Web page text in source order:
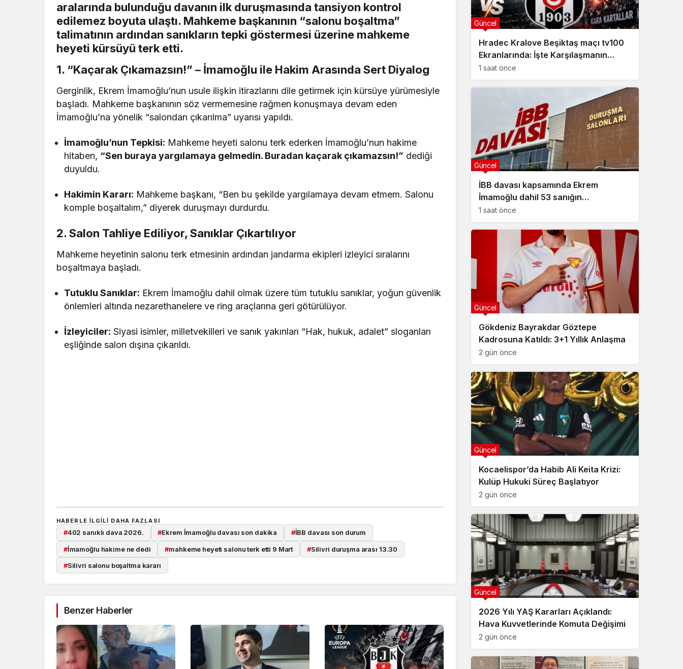
aralarında bulunduğu davanın ilk duruşmasında tansiyon kontrol
edilemez boyuta ulaştı. Mahkeme başkanının “salonu boşaltma”
talimatının ardından sanıkların tepki göstermesi üzerine mahkeme
heyeti kürsüyü terk etti.
1. “Kaçarak Çıkamazsın!” – İmamoğlu ile Hakim Arasında Sert Diyalog
Gerginlik, Ekrem İmamoğlu’nun usule ilişkin itirazlarını dile getirmek için kürsüye yürümesiyle
başladı. Mahkeme başkanının söz vermemesine rağmen konuşmaya devam eden
İmamoğlu’na yönelik “salondan çıkarılma” uyarısı yapıldı.
İmamoğlu’nun Tepkisi: Mahkeme heyeti salonu terk ederken İmamoğlu’nun hakime
hitaben, “Sen buraya yargılamaya gelmedin. Buradan kaçarak çıkamazsın!” dediği
duyuldu.
Hakimin Kararı: Mahkeme başkanı, “Ben bu şekilde yargılamaya devam etmem. Salonu
komple boşaltalım,” diyerek duruşmayı durdurdu.
2. Salon Tahliye Ediliyor, Sanıklar Çıkartılıyor
Mahkeme heyetinin salonu terk etmesinin ardından jandarma ekipleri izleyici sıralarını
boşaltmaya başladı.
Tutuklu Sanıklar: Ekrem İmamoğlu dahil olmak üzere tüm tutuklu sanıklar, yoğun güvenlik
önlemleri altında nezarethanelere ve ring araçlarına geri götürülüyor.
İzleyiciler: Siyasi isimler, milletvekilleri ve sanık yakınları “Hak, hukuk, adalet” sloganları
eşliğinde salon dışına çıkarıldı.
HABERLE ILGILI DAHA FAZLASI
#402 sanıklı dava 2026. #Ekrem İmamoğlu davası son dakika #İBB davası son durum
#İmamoğlu hakime ne dedi #mahkeme heyeti salonu terk etti 9 Mart #Silivri duruşma arası 13.30
#Silivri salonu boşaltma kararı
Benzer Haberler
Hradec Kralove Beşiktaş maçı tv100
Ekranlarında: İşte Karşılaşmanın
Detayları
1 saat önce
Güncel
İBB davası kapsamında Ekrem
İmamoğlu dahil 53 sanığın
tutukluluğuna devam kararı
1 saat önce
Güncel
Gökdeniz Bayrakdar Göztepe
Kadrosuna Katıldı: 3+1 Yıllık Anlaşma
2 gün önce
Güncel
Kocaelispor’da Habib Ali Keita Krizi:
Kulüp Hukuki Süreç Başlatıyor
2 gün önce
Güncel
2026 Yılı YAŞ Kararları Açıklandı:
Hava Kuvvetlerinde Komuta Değişimi
2 gün önce
Güncel